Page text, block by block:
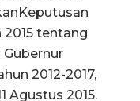
tentang
2012-2017,
Agustus 2015.